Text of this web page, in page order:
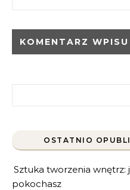
OSTATNIO
Sztuka tworzenia wnętrz:
pokochasz